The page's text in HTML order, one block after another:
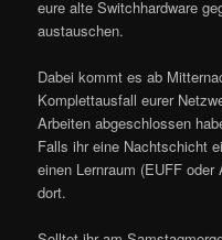
eure alte Switchhardware
austauschen.
Dabei kommt es ab
Komplettausfall eurer
Arbeiten abgeschlossen
Falls ihr eine Nachtschicht
einen Lernraum (EUFF
dort.